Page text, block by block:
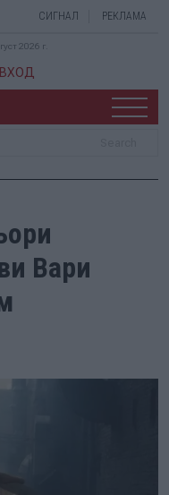
СИГНАЛ РЕКЛАМА
2026 г.
ВХОД
Вари